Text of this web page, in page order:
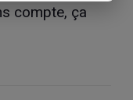
compte, ça